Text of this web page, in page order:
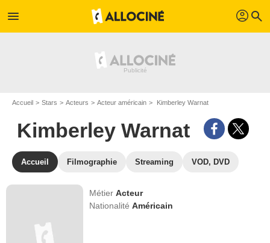
menu profil search
Accueil Stars Acteurs Acteur américain Kimberley Warnat
Kimberley Warnat
Accueil Filmographie Streaming VOD, DVD
MétierActeur
NationalitéAméricain